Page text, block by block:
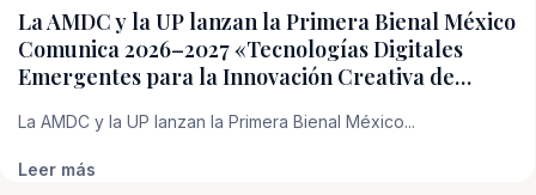
La AMDC y la UP lanzan la Primera Bienal México
Comunica 2026–2027 «Tecnologías Digitales
Emergentes para la Innovación Creativa de…
La AMDC y la UP lanzan la Primera Bienal México...
Leer más